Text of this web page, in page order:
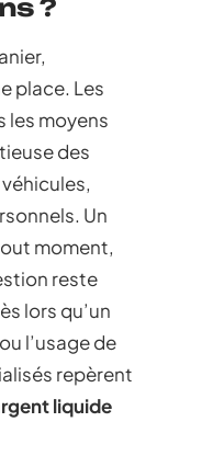
?
place. Les
les moyens
des
Un
moment,
reste
lors qu’un
l’usage de
repèrent
liquide